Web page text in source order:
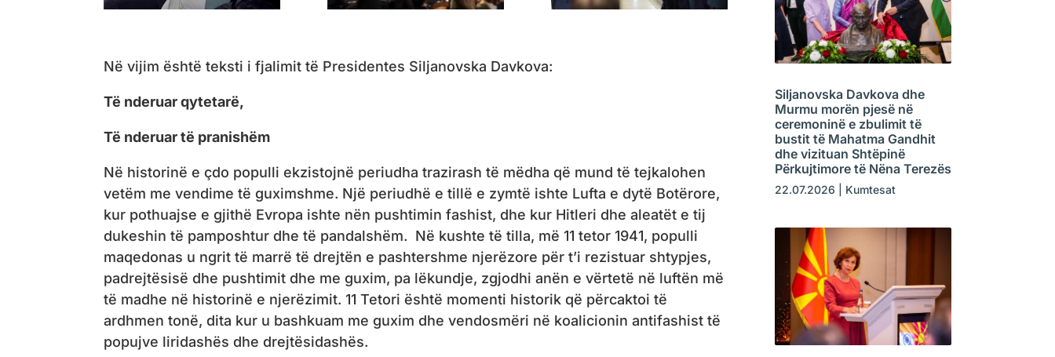
Në vijim është teksti i fjalimit të Presidentes Siljanovska Davkova:
Të nderuar qytetarë,
Të nderuar të pranishëm
Në historinë e çdo populli ekzistojnë periudha trazirash të mëdha që mund të tejkalohen
vetëm me vendime të guximshme. Një periudhë e tillë e zymtë ishte Lufta e dytë Botërore,
kur pothuajse e gjithë Evropa ishte nën pushtimin fashist, dhe kur Hitleri dhe aleatët e tij
dukeshin të pamposhtur dhe të pandalshëm. Në kushte të tilla, më 11 tetor 1941, populli
maqedonas u ngrit të marrë të drejtën e pashtershme njerëzore për t’i rezistuar shtypjes,
padrejtësisë dhe pushtimit dhe me guxim, pa lëkundje, zgjodhi anën e vërtetë në luftën më
të madhe në historinë e njerëzimit. 11 Tetori është momenti historik që përcaktoi të
ardhmen tonë, dita kur u bashkuam me guxim dhe vendosmëri në koalicionin antifashist të
popujve liridashës dhe drejtësidashës.
Siljanovska Davkova dhe
Murmu morën pjesë në
ceremoninë e zbulimit të
bustit të Mahatma Gandhit
dhe vizituan Shtëpinë
Përkujtimore të Nëna Terezës
22.07.2026 Kumtesat